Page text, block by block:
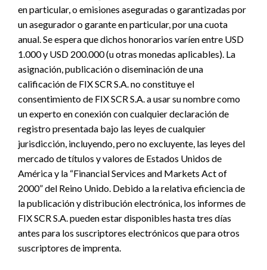
en particular, o emisiones aseguradas o garantizadas por
un asegurador o garante en particular, por una cuota
anual. Se espera que dichos honorarios varíen entre USD
1.000 y USD 200.000 (u otras monedas aplicables). La
asignación, publicación o diseminación de una
calificación de FIX SCR S.A. no constituye el
consentimiento de FIX SCR S.A. a usar su nombre como
un experto en conexión con cualquier declaración de
registro presentada bajo las leyes de cualquier
jurisdicción, incluyendo, pero no excluyente, las leyes del
mercado de títulos y valores de Estados Unidos de
América y la “Financial Services and Markets Act of
2000” del Reino Unido. Debido a la relativa eficiencia de
la publicación y distribución electrónica, los informes de
FIX SCR S.A. pueden estar disponibles hasta tres días
antes para los suscriptores electrónicos que para otros
suscriptores de imprenta.